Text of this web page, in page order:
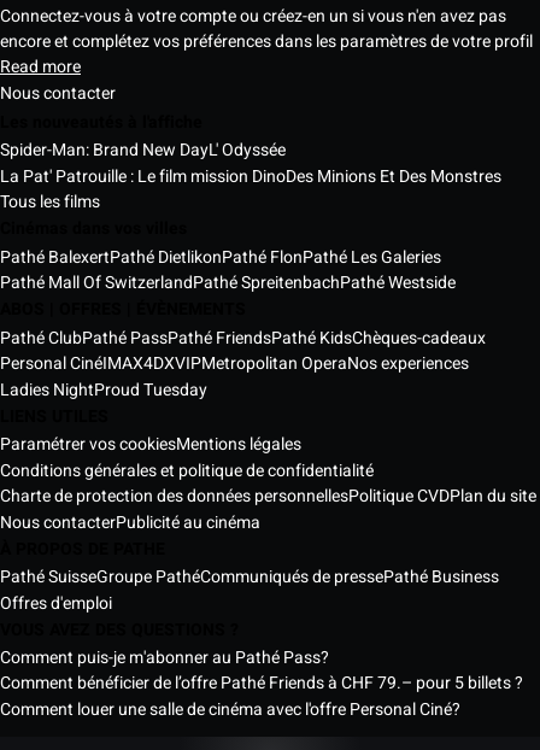
Connectez-vous à votre compte ou créez-en un si vous n'en avez pas
encore et complétez vos préférences dans les paramètres de votre profil
Read more
Nous contacter
Spider-Man: Brand New DayL' Odyssée
La Pat' Patrouille : Le film mission DinoDes Minions Et Des Monstres
Tous les films
Pathé BalexertPathé DietlikonPathé FlonPathé Les Galeries
Pathé Mall Of SwitzerlandPathé SpreitenbachPathé Westside
Pathé ClubPathé PassPathé FriendsPathé KidsChèques-cadeaux
Personal CinéIMAX4DXVIPMetropolitan OperaNos experiences
Ladies NightProud Tuesday
Paramétrer vos cookiesMentions légales
Conditions générales et politique de confidentialité
Charte de protection des données personnellesPolitique CVDPlan du site
Nous contacterPublicité au cinéma
Pathé SuisseGroupe PathéCommuniqués de pressePathé Business
Offres d'emploi
Comment puis-je m'abonner au Pathé Pass?
Comment bénéficier de l’offre Pathé Friends à CHF 79.– pour 5 billets ?
Comment louer une salle de cinéma avec l'offre Personal Ciné?